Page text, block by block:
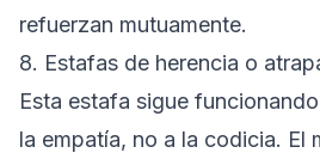
refuerzan mutuamente.
8. Estafas de herencia o
Esta estafa sigue
la empatía, no a la codicia. El